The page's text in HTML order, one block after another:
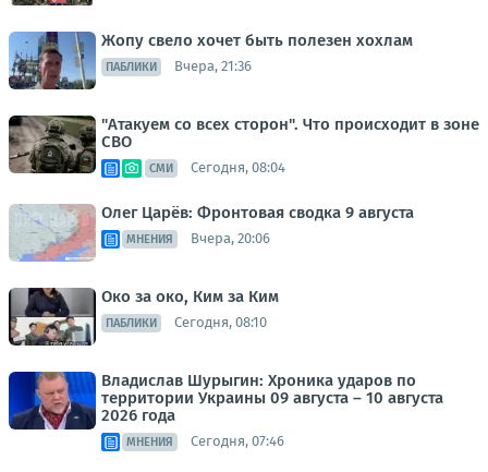
Жопу свело хочет быть полезен хохлам
ПАБЛИКИ Вчера, 21:36
"Атакуем со всех сторон". Что происходит в зоне
СВО
СМИ Сегодня, 08:04
Олег Царёв: Фронтовая сводка 9 августа
МНЕНИЯ Вчера, 20:06
Око за око, Ким за Ким
ПАБЛИКИ Сегодня, 08:10
Владислав Шурыгин: Хроника ударов по
территории Украины 09 августа – 10 августа
2026 года
МНЕНИЯ Сегодня, 07:46